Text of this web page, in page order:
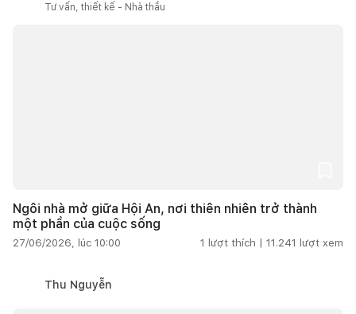
Tư vấn, thiết kế - Nhà thầu
Ngôi nhà mở giữa Hội An, nơi thiên nhiên trở thành
một phần của cuộc sống
27/06/2026, lúc 10:00 1 lượt thích | 11.241 lượt xem
Thu Nguyễn